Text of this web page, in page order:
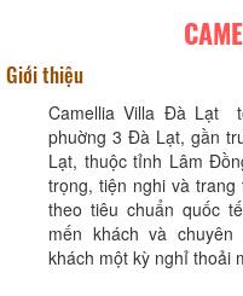
Giới thiệu
Camellia Villa Đà Lạt
phuờng 3 Đà Lạt, gần
Lạt, thuộc tỉnh Lâm
trọng, tiện nghi và
theo tiêu chuẩn quốc
mến khách và
khách một kỳ nghỉ thoải